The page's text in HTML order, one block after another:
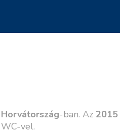
-ban. Az 2015
WC-vel.